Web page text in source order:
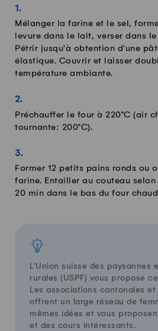
Mélanger la farine et le sel,
levure dans le lait, verser dans
Pétrir jusqu'à obtention d'une
élastique. Couvrir et laisser
température ambiante.
Préchauffer le four à 220°C (air
tournante: 200°C).
Former 12 petits pains ronds ou
farine. Entailler au couteau selon
20 min dans le bas du four
L'Union suisse des paysannes
rurales (USPF) vous propose
Les associations cantonales et
offrent un large réseau de
mêmes idées et vous
et des cours intéressants.